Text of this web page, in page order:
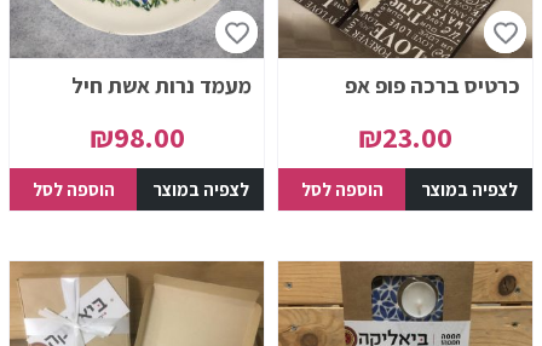
כרטיס ברכה פופ אפ
₪23.00
לצפיה במוצר הוספה לסל
מעמד נרות אשת חיל
₪98.00
לצפיה במוצר הוספה לסל